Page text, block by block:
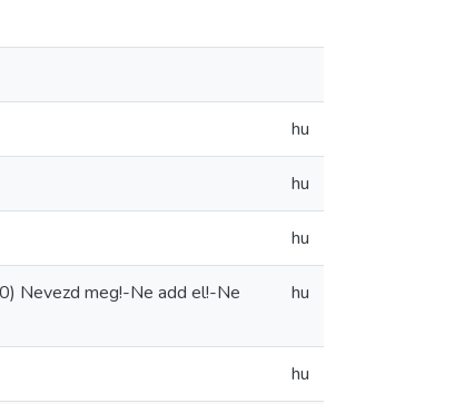
hu
hu
hu
Nevezd meg!-Ne add el!-Ne
hu
hu